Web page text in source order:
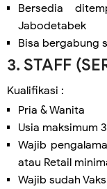
Bersedia
Jabodetabek
Bisa bergabung
3. STAFF
Kualifikasi :
Pria & Wanita
Usia maksimum
Wajib
atau Retail
Wajib sudah